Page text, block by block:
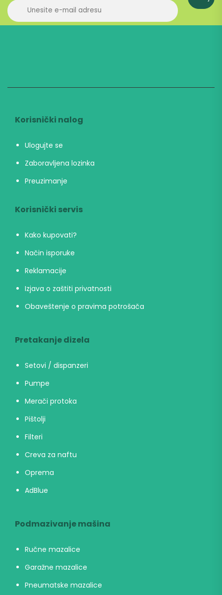
Korisnički nalog
Ulogujte se
Zaboravljena lozinka
Preuzimanje
Korisnički servis
Kako kupovati?
Način isporuke
Reklamacije
Izjava o zaštiti privatnosti
Obaveštenje o pravima potrošača
Pretakanje dizela
Setovi / dispanzeri
Pumpe
Merači protoka
Pištolji
Filteri
Creva za naftu
Oprema
AdBlue
Podmazivanje mašina
Ručne mazalice
Garažne mazalice
Pneumatske mazalice